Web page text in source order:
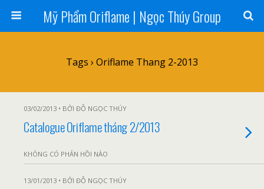
Mỹ Phẩm Oriflame | Ngọc Thúy Group
Tags › Oriflame Thang 2-2013
03/02/2013 • BỞI ĐỖ NGỌC THÚY
Catalogue Oriflame tháng 2/2013
KHÔNG CÓ PHẢN HỒI NÀO
13/01/2013 • BỞI ĐỖ NGỌC THÚY